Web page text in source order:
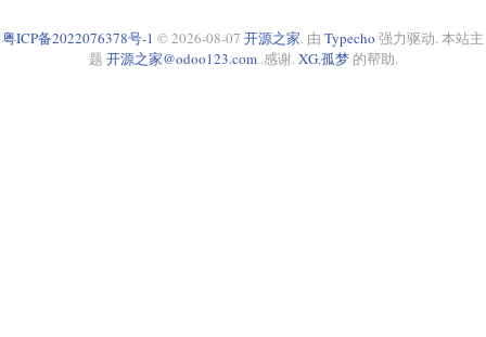
粤ICP备2022076378号-1 © 2026-08-07 开源之家. 由 Typecho 强力驱动. 本站主
题 开源之家@odoo123.com.感谢. XG.孤梦的帮助.